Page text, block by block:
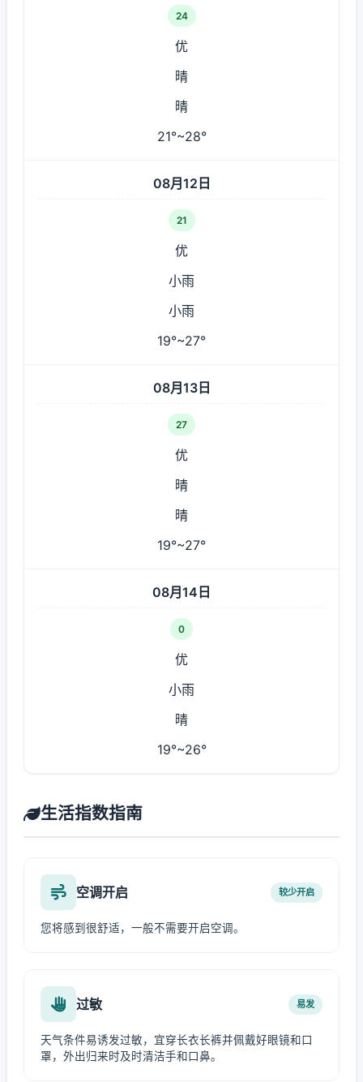
24
优
晴
晴
21°~28°
08月12日
21
优
小雨
小雨
19°~27°
08月13日
27
优
晴
晴
19°~27°
08月14日
0
优
小雨
晴
19°~26°
生活指数指南
空调开启 较少开启
您将感到很舒适，一般不需要开启空调。
过敏 易发
天气条件易诱发过敏，宜穿长衣长裤并佩戴好眼镜和口
罩，外出归来时及时清洁手和口鼻。